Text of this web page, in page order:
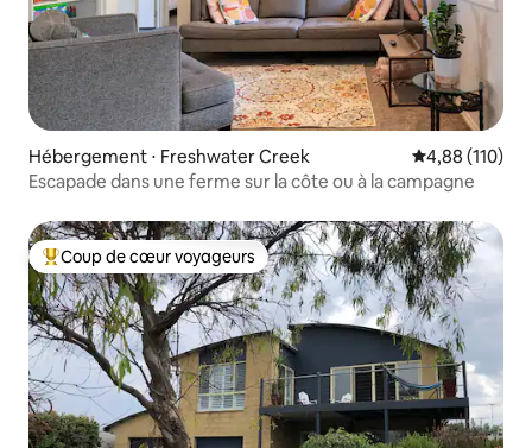
Hébergement ⋅ Freshwater Creek Évaluation
4,88 (110)
Escapade dans une ferme sur la côte ou à la campagne
Coups de cœur voyageurs les plus appréciés
Coup de cœur voyageurs